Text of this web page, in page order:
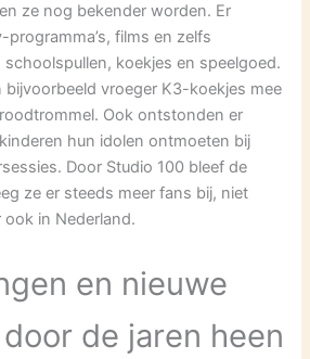
ze nog bekender worden. Er
films en zelfs
koekjes en speelgoed.
bijvoorbeeld vroeger K3-koekjes mee
Ook ontstonden er
hun idolen ontmoeten bij
Door Studio 100 bleef de
ze er steeds meer fans bij, niet
ook in Nederland.
en nieuwe
de jaren heen